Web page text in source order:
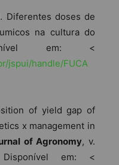
Diferentes doses de
na cultura do
em: <
jspui/handle/FUCA
of yield gap of
x management in
of Agronomy, v.
em: <